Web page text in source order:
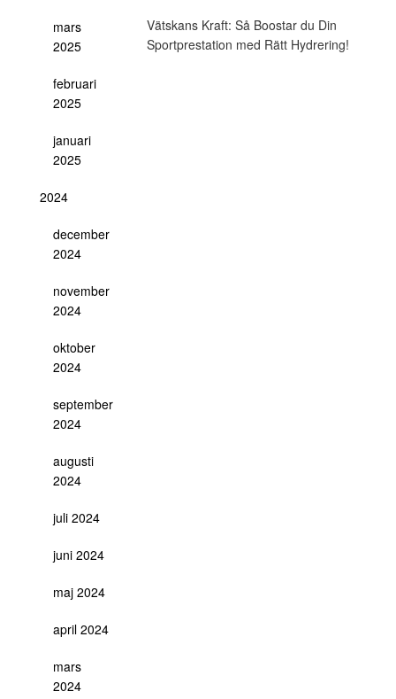
mars
2025
februari
2025
januari
2025
2024
december
2024
november
2024
oktober
2024
september
2024
augusti
2024
juli 2024
juni 2024
maj 2024
april 2024
mars
2024
Vätskans Kraft: Så Boostar du Din
Sportprestation med Rätt Hydrering!